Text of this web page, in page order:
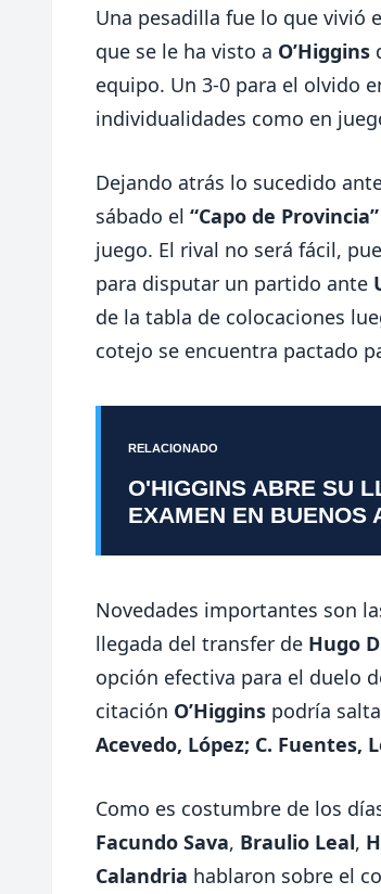
Una pesadilla fue lo que vivió
que se le ha visto a O’Higgins
equipo. Un 3-0 para el olvido
individualidades como en
Dejando atrás lo sucedido
sábado el “Capo de Provincia”
juego. El rival no será fácil,
para disputar un partido ante
de la tabla de colocaciones
cotejo se encuentra pactado
RELACIONADO
O'HIGGINS ABRE SU
EXAMEN EN BUENOS
Novedades importantes son
llegada del transfer de Hugo
opción efectiva para el duelo
citación O’Higgins podría
Acevedo, López; C. Fuentes,
Como es costumbre de los
Facundo Sava, Braulio Leal,
Calandria hablaron sobre el